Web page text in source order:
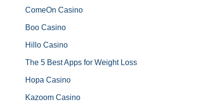
ComeOn Casino
Boo Casino
Hillo Casino
The 5 Best Apps for Weight Loss
Hopa Casino
Kazoom Casino